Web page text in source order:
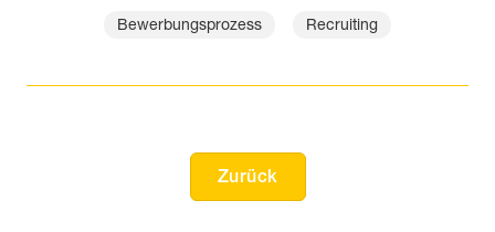
Bewerbungsprozess
Recruiting
Zurück